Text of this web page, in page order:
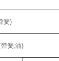
簧)
簧,油)